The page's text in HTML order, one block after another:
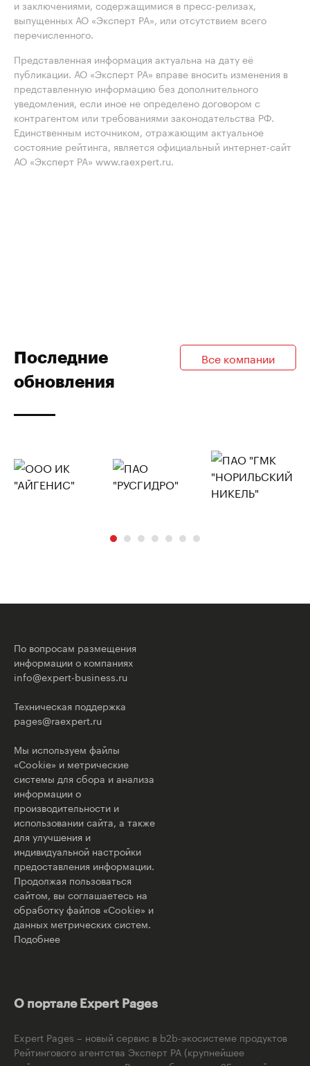
и заключениями, содержащимися в пресс-релизах,
выпущенных АО «Эксперт РА», или отсутствием всего
перечисленного.
Представленная информация актуальна на дату её
публикации. АО «Эксперт РА» вправе вносить изменения в
представленную информацию без дополнительного
уведомления, если иное не определено договором с
контрагентом или требованиями законодательства РФ.
Единственным источником, отражающим актуальное
состояние рейтинга, является официальный интернет-сайт
АО «Эксперт РА» www.raexpert.ru.
Последние
обновления
Все компании
По вопросам размещения
информации о компаниях
info@expert-business.ru
Техническая поддержка
pages@raexpert.ru
Мы используем файлы
«Cookie» и метрические
системы для сбора и анализа
информации о
производительности и
использовании сайта, а также
для улучшения и
индивидуальной настройки
предоставления информации.
Продолжая пользоваться
сайтом, вы соглашаетесь на
обработку файлов «Cookie» и
данных метрических систем.
Подобнее
О портале Expert Pages
Expert Pages – новый сервис в b2b-экосистеме продуктов
Рейтингового агентства Эксперт РА (крупнейшее